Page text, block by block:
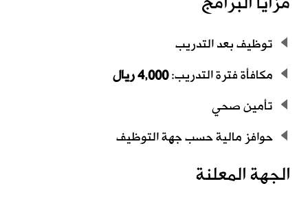
توظيف بعد التدريب
مكافأة فترة التدريب:4,000 ريال
تأمين صحي
حوافز مالية حسب جهة التوظيف
الجهة المعلنة